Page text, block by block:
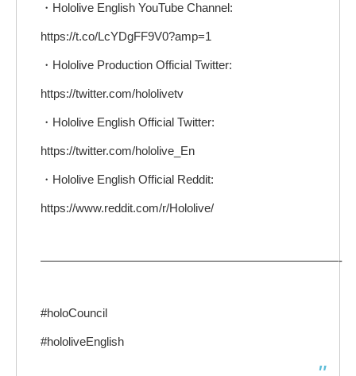
・Hololive English YouTube Channel:
https://t.co/LcYDgFF9V0?amp=1
・Hololive Production Official Twitter:
https://twitter.com/hololivetv
・Hololive English Official Twitter:
https://twitter.com/hololive_En
・Hololive English Official Reddit:
https://www.reddit.com/r/Hololive/
—————————————————————————-
#holoCouncil
#hololiveEnglish